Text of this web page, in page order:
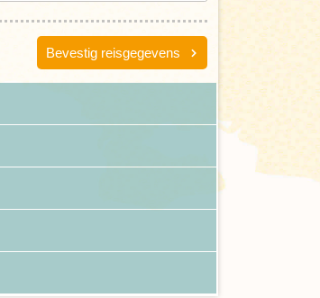
Bevestig reisgegevens